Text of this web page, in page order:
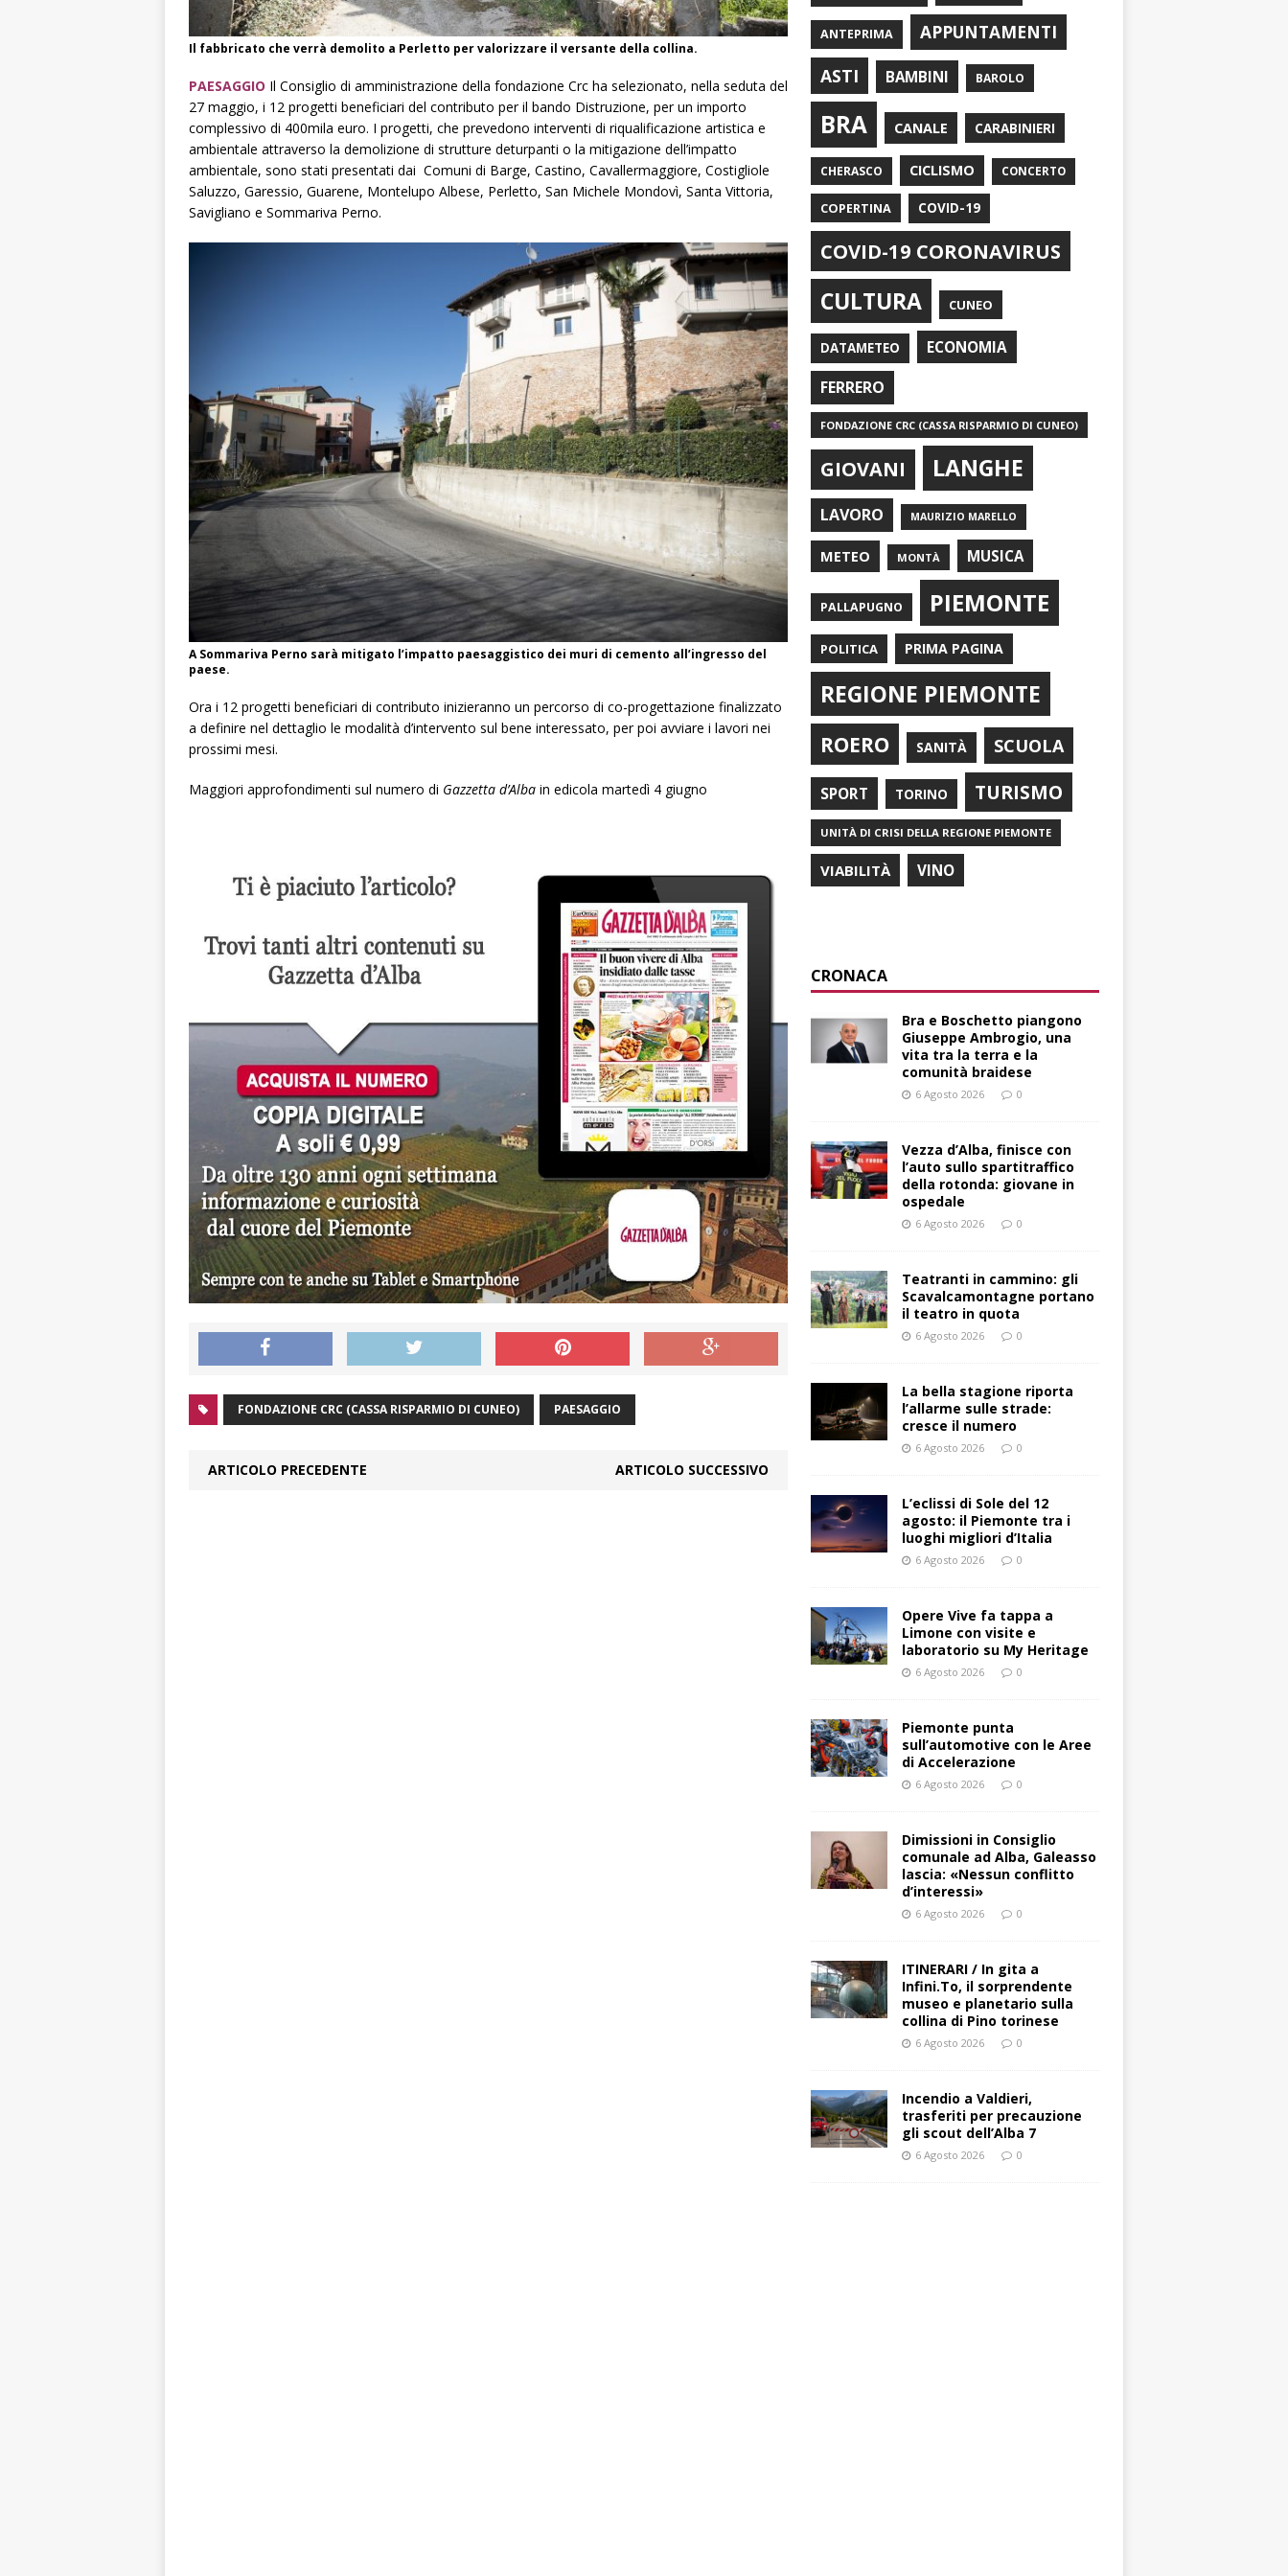
Il fabbricato che verrà demolito a Perletto per valorizzare il versante della collina.
PAESAGGIO Il Consiglio di amministrazione della fondazione Crc ha selezionato, nella seduta del
27 maggio, i 12 progetti beneficiari del contributo per il bando Distruzione, per un importo
complessivo di 400mila euro. I progetti, che prevedono interventi di riqualificazione artistica e
ambientale attraverso la demolizione di strutture deturpanti o la mitigazione dell’impatto
ambientale, sono stati presentati dai Comuni di Barge, Castino, Cavallermaggiore, Costigliole
Saluzzo, Garessio, Guarene, Montelupo Albese, Perletto, San Michele Mondovì, Santa Vittoria,
Savigliano e Sommariva Perno.
A Sommariva Perno sarà mitigato l’impatto paesaggistico dei muri di cemento all’ingresso del
paese.
Ora i 12 progetti beneficiari di contributo inizieranno un percorso di co-progettazione finalizzato
a definire nel dettaglio le modalità d’intervento sul bene interessato, per poi avviare i lavori nei
prossimi mesi.
Maggiori approfondimenti sul numero di Gazzetta d’Alba in edicola martedì 4 giugno
FONDAZIONE CRC (CASSA RISPARMIO DI CUNEO) PAESAGGIO
ARTICOLO PRECEDENTE ARTICOLO SUCCESSIVO
ANTEPRIMA
APPUNTAMENTI
ASTI
BAMBINI BAROLO
BRA CANALE CARABINIERI
CHERASCO CICLISMO CONCERTO
COPERTINA COVID-19
COVID-19 CORONAVIRUS
CULTURA CUNEO
DATAMETEO ECONOMIA
FERRERO
FONDAZIONE CRC (CASSA RISPARMIO DI CUNEO)
GIOVANI LANGHE
LAVORO MAURIZIO MARELLO
METEO MONTÀ MUSICA
PALLAPUGNO PIEMONTE
POLITICA PRIMA PAGINA
REGIONE PIEMONTE
ROERO SANITÀ SCUOLA
SPORT TORINO TURISMO
UNITÀ DI CRISI DELLA REGIONE PIEMONTE
VIABILITÀ VINO
CRONACA
Bra e Boschetto piangono
Giuseppe Ambrogio, una
vita tra la terra e la
comunità braidese
6 Agosto 2026 0
Vezza d’Alba, finisce con
l’auto sullo spartitraffico
della rotonda: giovane in
ospedale
6 Agosto 2026 0
Teatranti in cammino: gli
Scavalcamontagne portano
il teatro in quota
6 Agosto 2026 0
La bella stagione riporta
l’allarme sulle strade:
cresce il numero
6 Agosto 2026 0
L’eclissi di Sole del 12
agosto: il Piemonte tra i
luoghi migliori d’Italia
6 Agosto 2026 0
Opere Vive fa tappa a
Limone con visite e
laboratorio su My Heritage
6 Agosto 2026 0
Piemonte punta
sull’automotive con le Aree
di Accelerazione
6 Agosto 2026 0
Dimissioni in Consiglio
comunale ad Alba, Galeasso
lascia: «Nessun conflitto
d’interessi»
6 Agosto 2026 0
ITINERARI / In gita a
Infini.To, il sorprendente
museo e planetario sulla
collina di Pino torinese
6 Agosto 2026 0
Incendio a Valdieri,
trasferiti per precauzione
gli scout dell’Alba 7
6 Agosto 2026 0